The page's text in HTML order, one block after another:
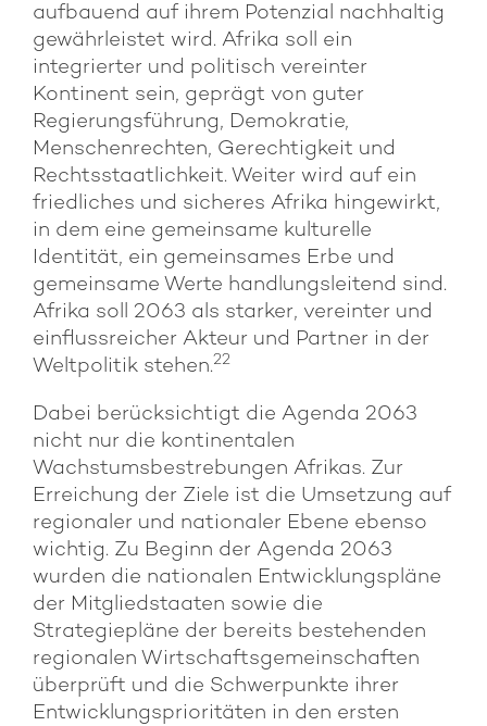
aufbauend auf ihrem Potenzial nachhaltig
gewährleistet wird. Afrika soll ein
integrierter und politisch vereinter
Kontinent sein, geprägt von guter
Regierungsführung, Demokratie,
Menschenrechten, Gerechtigkeit und
Rechtsstaatlichkeit. Weiter wird auf ein
friedliches und sicheres Afrika hingewirkt,
in dem eine gemeinsame kulturelle
Identität, ein gemeinsames Erbe und
gemeinsame Werte handlungsleitend sind.
Afrika soll 2063 als starker, vereinter und
einflussreicher Akteur und Partner in der
Weltpolitik stehen.22
Dabei berücksichtigt die Agenda 2063
nicht nur die kontinentalen
Wachstumsbestrebungen Afrikas. Zur
Erreichung der Ziele ist die Umsetzung auf
regionaler und nationaler Ebene ebenso
wichtig. Zu Beginn der Agenda 2063
wurden die nationalen Entwicklungspläne
der Mitgliedstaaten sowie die
Strategiepläne der bereits bestehenden
regionalen Wirtschaftsgemeinschaften
überprüft und die Schwerpunkte ihrer
Entwicklungsprioritäten in den ersten